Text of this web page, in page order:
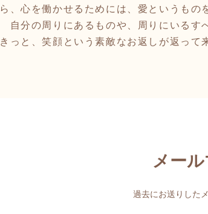
ら、心を働かせるためには、愛というも
自分の周りにあるものや、周りにいるす
きっと、笑顔という素敵なお返しが返って
メー
過去にお送りした